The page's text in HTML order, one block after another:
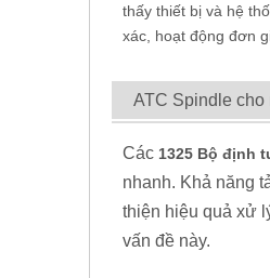
thấy thiết bị và hệ
xác, hoạt động đơn
ATC Spindle cho
Các 1325 Bộ định
nhanh. Khả năng
thiện hiệu quả xử
vấn đề này.